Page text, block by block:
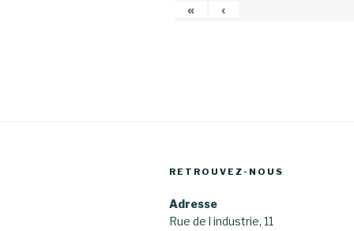
«
‹
RETROUVEZ-NOUS
Adresse
Rue de l industrie, 11